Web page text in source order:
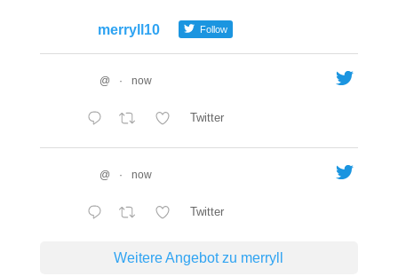
merryll10 Follow
@ · now
Twitter
@ · now
Twitter
Weitere Angebot zu merryll